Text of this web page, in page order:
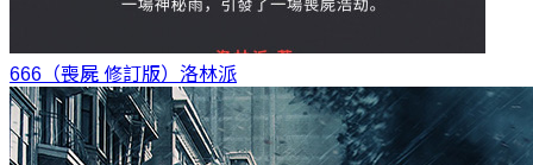
666（喪屍 修訂版） 洛林派